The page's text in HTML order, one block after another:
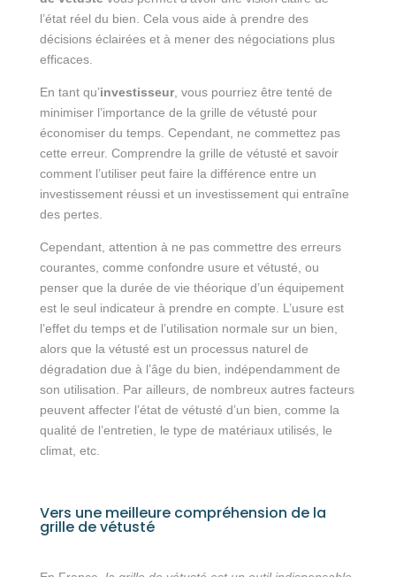
l’état réel du bien. Cela vous aide à prendre des
décisions éclairées et à mener des négociations plus
efficaces.
En tant qu’investisseur, vous pourriez être tenté de
minimiser l’importance de la grille de vétusté pour
économiser du temps. Cependant, ne commettez pas
cette erreur. Comprendre la grille de vétusté et savoir
comment l’utiliser peut faire la différence entre un
investissement réussi et un investissement qui entraîne
des pertes.
Cependant, attention à ne pas commettre des erreurs
courantes, comme confondre usure et vétusté, ou
penser que la durée de vie théorique d’un équipement
est le seul indicateur à prendre en compte. L’usure est
l’effet du temps et de l’utilisation normale sur un bien,
alors que la vétusté est un processus naturel de
dégradation due à l’âge du bien, indépendamment de
son utilisation. Par ailleurs, de nombreux autres facteurs
peuvent affecter l’état de vétusté d’un bien, comme la
qualité de l’entretien, le type de matériaux utilisés, le
climat, etc.
Vers une meilleure compréhension de la
grille de vétusté